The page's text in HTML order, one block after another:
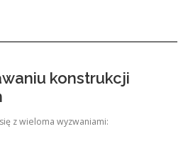
konstrukcji
z wieloma wyzwaniami: